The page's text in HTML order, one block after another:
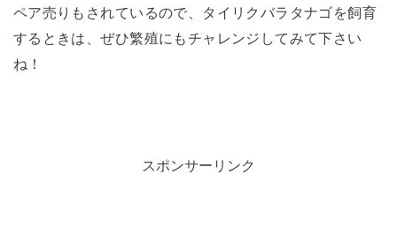
ペア売りもされているので、タイリクバラタナゴを飼育
するときは、ぜひ繁殖にもチャレンジしてみて下さい
ね！
スポンサーリンク